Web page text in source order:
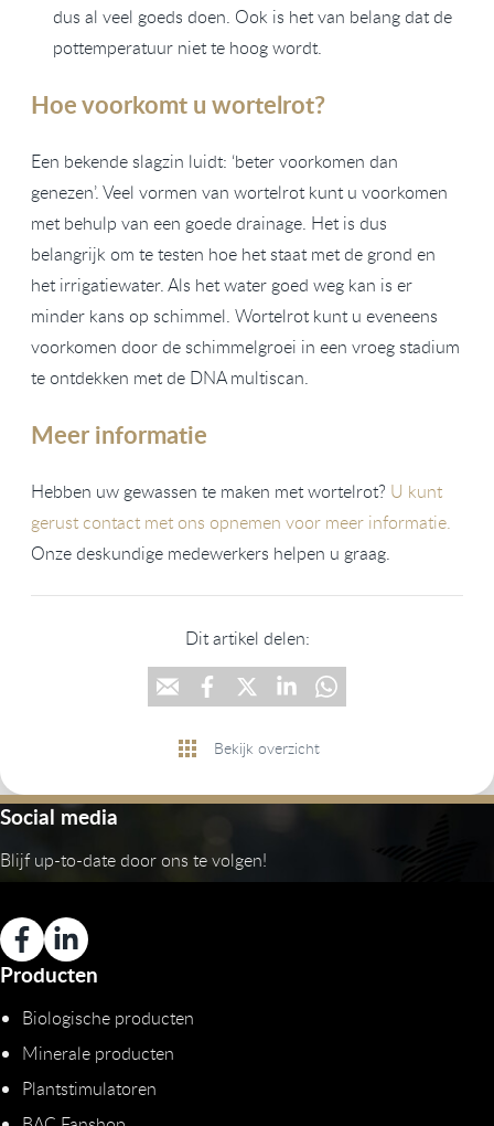
dus al veel goeds doen. Ook is het van belang dat de
pottemperatuur niet te hoog wordt.
Hoe voorkomt u wortelrot?
Een bekende slagzin luidt: ‘beter voorkomen dan
genezen’. Veel vormen van wortelrot kunt u voorkomen
met behulp van een goede drainage. Het is dus
belangrijk om te testen hoe het staat met de grond en
het irrigatiewater. Als het water goed weg kan is er
minder kans op schimmel. Wortelrot kunt u eveneens
voorkomen door de schimmelgroei in een vroeg stadium
te ontdekken met de DNA multiscan.
Meer informatie
Hebben uw gewassen te maken met wortelrot? U kunt
gerust contact met ons opnemen voor meer informatie.
Onze deskundige medewerkers helpen u graag.
Dit artikel delen:
Bekijk overzicht
Social media
Blijf up-to-date door ons te volgen!
Producten
Biologische producten
Minerale producten
Plantstimulatoren